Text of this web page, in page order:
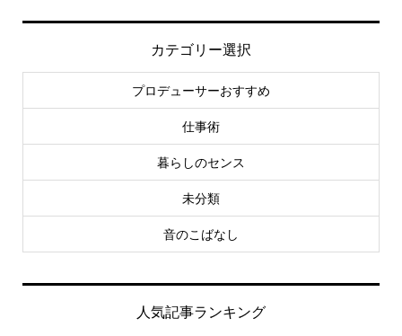
カテゴリー選択
プロデューサーおすすめ
仕事術
暮らしのセンス
未分類
音のこばなし
人気記事ランキング